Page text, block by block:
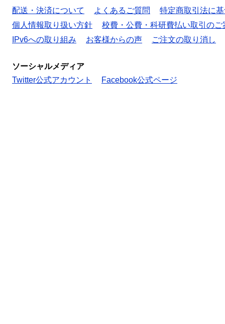
配送・決済について
よくあるご質問
特定商取引法に
個人情報取り扱い方針
校費・公費・科研費払い取引のご
IPv6への取り組み
お客様からの声 ご注文の取り消し
ソーシャルメディア
Twitter公式アカウント
Facebook公式ページ